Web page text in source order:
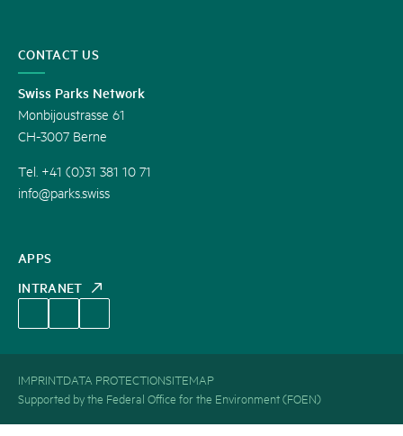
APPS
INTRANET
CONTACT US
Swiss Parks Network
Monbijoustrasse 61
CH-3007 Berne
Tel. +41 (0)31 381 10 71
info@parks.swiss
IMPRINTDATA PROTECTIONSITEMAP
Supported by the Federal Office for the Environment (FOEN)